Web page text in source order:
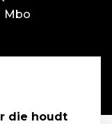
Mbo
die houdt